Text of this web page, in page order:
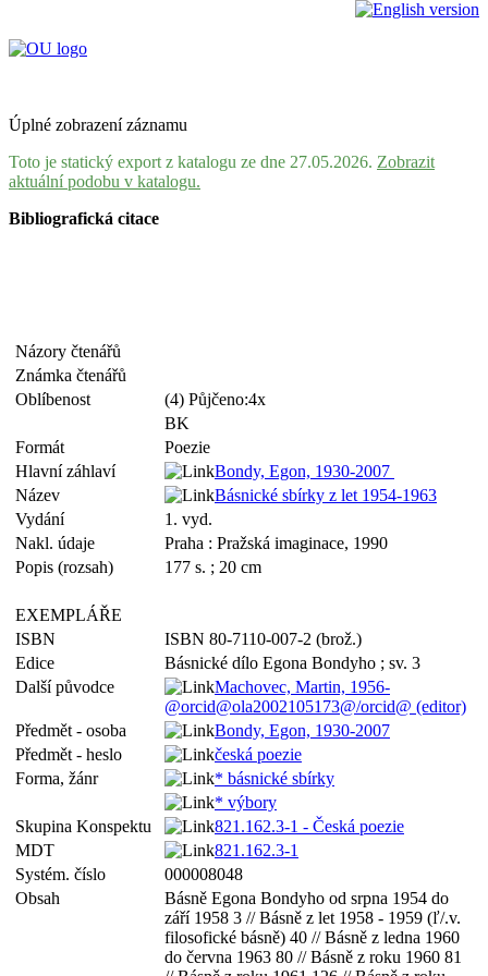
Úplné zobrazení záznamu
Toto je statický export z katalogu ze dne 27.05.2026. Zobrazit
aktuální podobu v katalogu.
Bibliografická citace
Názory čtenářů
Známka čtenářů
Oblíbenost
(4) Půjčeno:4x
BK
Formát
Poezie
Hlavní záhlaví
Bondy, Egon, 1930-2007
Název
Básnické sbírky z let 1954-1963
Vydání
1. vyd.
Nakl. údaje
Praha : Pražská imaginace, 1990
Popis (rozsah)
177 s. ; 20 cm
EXEMPLÁŘE
ISBN
ISBN 80-7110-007-2 (brož.)
Edice
Básnické dílo Egona Bondyho ; sv. 3
Další původce
Machovec, Martin, 1956-
@orcid@ola2002105173@/orcid@ (editor)
Předmět - osoba
Bondy, Egon, 1930-2007
Předmět - heslo
česká poezie
Forma, žánr
* básnické sbírky
* výbory
Skupina Konspektu
821.162.3-1 - Česká poezie
MDT
821.162.3-1
Systém. číslo
000008048
Obsah
Básně Egona Bondyho od srpna 1954 do
září 1958 3 // Básně z let 1958 - 1959 (ľ/.v.
filosofické básně) 40 // Básně z ledna 1960
do června 1963 80 // Básně z roku 1960 81